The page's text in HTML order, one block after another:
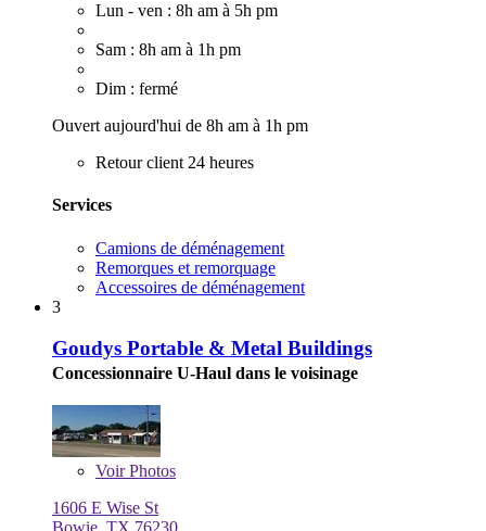
Lun - ven : 8h am à 5h pm
Sam : 8h am à 1h pm
Dim : fermé
Ouvert aujourd'hui de 8h am à 1h pm
Retour client 24 heures
Services
Camions de déménagement
Remorques et remorquage
Accessoires de déménagement
3
Goudys Portable & Metal Buildings
Concessionnaire U-Haul dans le voisinage
VoirPhotos
1606 E Wise St
Bowie, TX 76230